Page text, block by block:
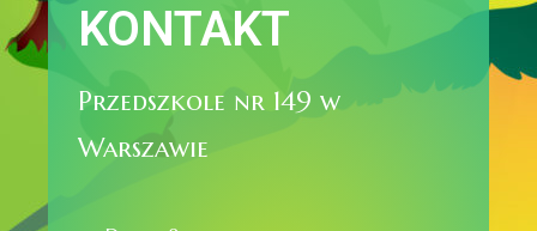
KONTAKT
Przedszkole nr 149 w
Warszawie